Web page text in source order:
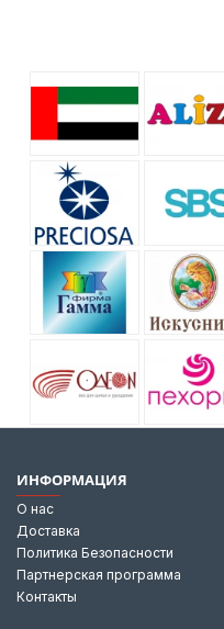
ИНФОРМАЦИЯ
О нас
Доставка
Политика Безопасности
Партнерская программа
Контакты